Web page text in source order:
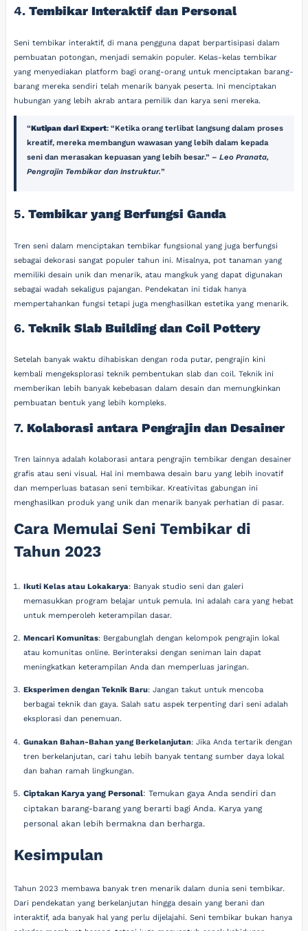
4.Tembikar Interaktif dan Personal
Seni tembikar interaktif, di mana pengguna dapat berpartisipasi dalam
pembuatan potongan, menjadi semakin populer. Kelas-kelas tembikar
yang menyediakan platform bagi orang-orang untuk menciptakan barang-
barang mereka sendiri telah menarik banyak peserta. Ini menciptakan
hubungan yang lebih akrab antara pemilik dan karya seni mereka.
Kutipan dari Expert: “Ketika orang terlibat langsung dalam proses
kreatif, mereka membangun wawasan yang lebih dalam kepada
seni dan merasakan kepuasan yang lebih besar.” –Leo Pranata,
Pengrajin Tembikar dan Instruktur.
5.Tembikar yang Berfungsi Ganda
Tren seni dalam menciptakan tembikar fungsional yang juga berfungsi
sebagai dekorasi sangat populer tahun ini. Misalnya, pot tanaman yang
memiliki desain unik dan menarik, atau mangkuk yang dapat digunakan
sebagai wadah sekaligus pajangan. Pendekatan ini tidak hanya
mempertahankan fungsi tetapi juga menghasilkan estetika yang menarik.
6.Teknik Slab Building dan Coil Pottery
Setelah banyak waktu dihabiskan dengan roda putar, pengrajin kini
kembali mengeksplorasi teknik pembentukan slab dan coil. Teknik ini
memberikan lebih banyak kebebasan dalam desain dan memungkinkan
pembuatan bentuk yang lebih kompleks.
7. Kolaborasi antara Pengrajin dan Desainer
Tren lainnya adalah kolaborasi antara pengrajin tembikar dengan desainer
grafis atau seni visual. Hal ini membawa desain baru yang lebih inovatif
dan memperluas batasan seni tembikar. Kreativitas gabungan ini
menghasilkan produk yang unik dan menarik banyak perhatian di pasar.
Cara Memulai Seni Tembikar di
Tahun 2023
Ikuti Kelas atau Lokakarya: Banyak studio seni dan galeri
memasukkan program belajar untuk pemula. Ini adalah cara yang hebat
untuk memperoleh keterampilan dasar.
Mencari Komunitas: Bergabunglah dengan kelompok pengrajin lokal
atau komunitas online. Berinteraksi dengan seniman lain dapat
meningkatkan keterampilan Anda dan memperluas jaringan.
Eksperimen dengan Teknik Baru: Jangan takut untuk mencoba
berbagai teknik dan gaya. Salah satu aspek terpenting dari seni adalah
eksplorasi dan penemuan.
Gunakan Bahan-Bahan yang Berkelanjutan: Jika Anda tertarik dengan
tren berkelanjutan, cari tahu lebih banyak tentang sumber daya lokal
dan bahan ramah lingkungan.
Ciptakan Karya yang Personal: Temukan gaya Anda sendiri dan
ciptakan barang-barang yang berarti bagi Anda. Karya yang
personal akan lebih bermakna dan berharga.
Kesimpulan
Tahun 2023 membawa banyak tren menarik dalam dunia seni tembikar.
Dari pendekatan yang berkelanjutan hingga desain yang berani dan
interaktif, ada banyak hal yang perlu dijelajahi. Seni tembikar bukan hanya